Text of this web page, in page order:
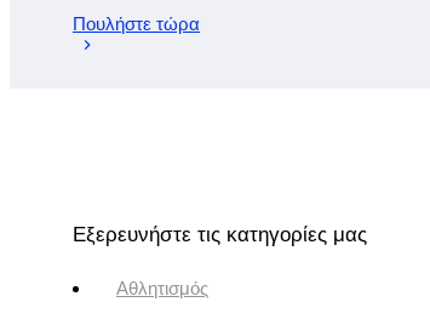
Πουλήστε τώρα
Εξερευνήστε τις κατηγορίες μας
Αθλητισμός